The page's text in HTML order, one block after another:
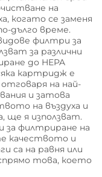
на
когато се заменя
дълго време.
филтри за
за различни
до HEPA
картридж е
на най-
и затова
на въздуха и
я използват.
за филтриране на
качеството и
са на равня или
това, което